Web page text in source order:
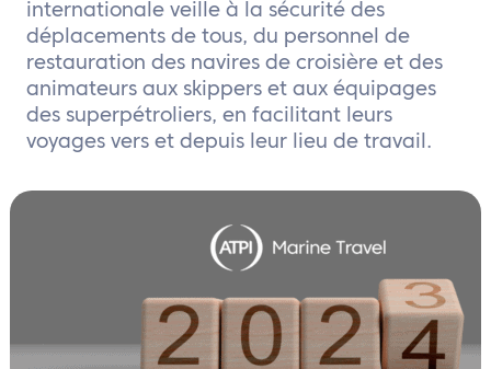
Rechercher
Contactez nous
FR
internationale veille à la sécurité des
déplacements de tous, du personnel de
restauration des navires de croisière et des
animateurs aux skippers et aux équipages
des superpétroliers, en facilitant leurs
voyages vers et depuis leur lieu de travail.